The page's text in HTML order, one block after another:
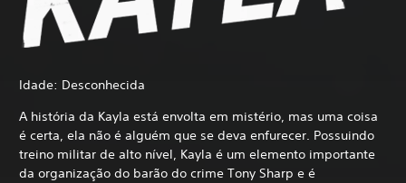
Idade: Desconhecida
A história da Kayla está envolta em mistério, mas uma coisa
é certa, ela não é alguém que se deva enfurecer. Possuindo
treino militar de alto nível, Kayla é um elemento importante
da organização do barão do crime Tony Sharp e é